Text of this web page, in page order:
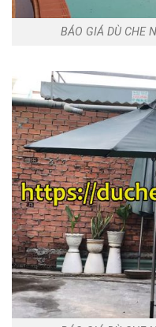
BÁO GIÁ DÙ CHE